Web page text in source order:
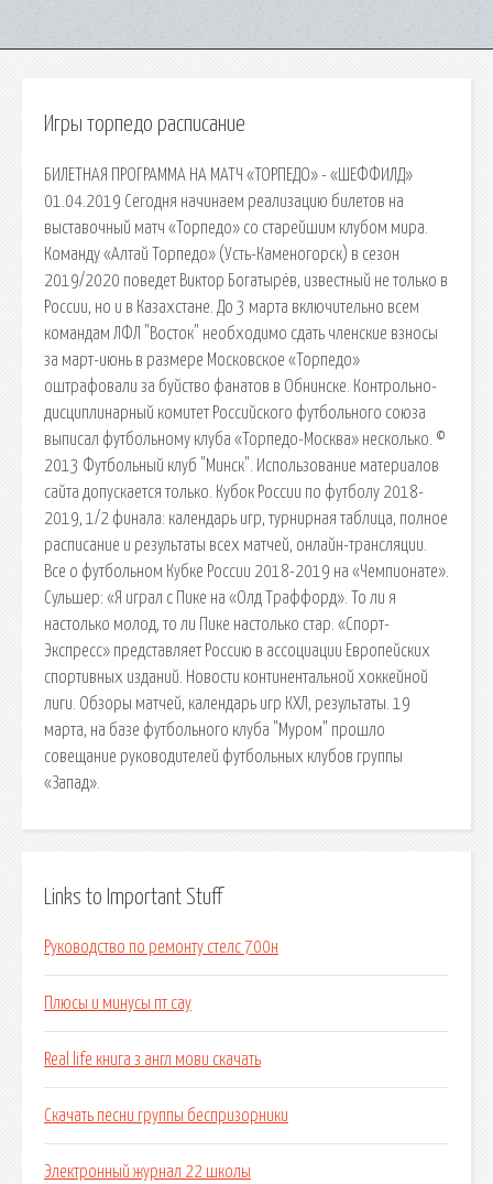
Игры торпедо расписание
БИЛЕТНАЯ ПРОГРАММА НА МАТЧ «ТОРПЕДО» - «ШЕФФИЛД»
01.04.2019 Сегодня начинаем реализацию билетов на
выставочный матч «Торпедо» со старейшим клубом мира.
Команду «Алтай Торпедо» (Усть-Каменогорск) в сезон
2019/2020 поведет Виктор Богатырёв, известный не только в
России, но и в Казахстане. До 3 марта включительно всем
командам ЛФЛ "Восток" необходимо сдать членские взносы
за март-июнь в размере Московское «Торпедо»
оштрафовали за буйство фанатов в Обнинске. Контрольно-
дисциплинарный комитет Российского футбольного союза
выписал футбольному клуба «Торпедо-Москва» несколько. ©
2013 Футбольный клуб "Минск". Использование материалов
сайта допускается только. Кубок России по футболу 2018-
2019, 1/2 финала: календарь игр, турнирная таблица, полное
расписание и результаты всех матчей, онлайн-трансляции.
Все о футбольном Кубке России 2018-2019 на «Чемпионате».
Сульшер: «Я играл с Пике на «Олд Траффорд». То ли я
настолько молод, то ли Пике настолько стар. «Спорт-
Экспресс» представляет Россию в ассоциации Европейских
спортивных изданий. Новости континентальной хоккейной
лиги. Обзоры матчей, календарь игр КХЛ, результаты. 19
марта, на базе футбольного клуба "Муром" прошло
совещание руководителей футбольных клубов группы
«Запад».
Links to Important Stuff
Руководство по ремонту стелс 700н
Плюсы и минусы пт сау
Real life книга з англ мови скачать
Скачать песни группы беспризорники
Электронный журнал 22 школы